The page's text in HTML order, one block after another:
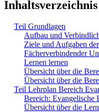
Inhaltsverzeichnis
Teil Grundlagen
Aufbau und
Ziele und Aufgaben
Fächerverbindender
Lernen lernen
Übersicht über die
Übersicht über die
Teil Lehrplan Bereich
Bereich: Evangelische
Übersicht über die